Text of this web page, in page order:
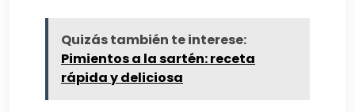
Quizás también te interese:
Pimientos a la sartén: receta
rápida y deliciosa